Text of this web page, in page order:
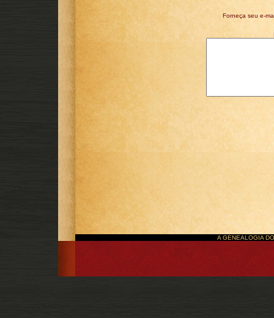
Forneça seu e-
A GENEALOGIA